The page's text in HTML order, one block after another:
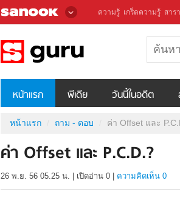
ความรู้ เกร็ดความรู้ สาร
หน้าแรก พีเดีย วันนี้ในอดีต
หน้าแรก ถาม - ตอบ ค่า Offset และ
ค่า Offset และ P.C.D.?
26 พ.ย. 56 05.25 น. เปิดอ่าน 0 ความคิดเห็น 0